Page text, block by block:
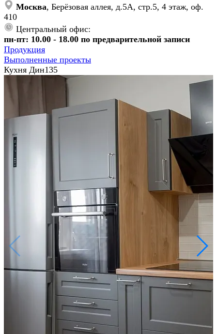
Москва, Берёзовая аллея, д.5А, стр.5, 4 этаж, оф.
410
Центральный офис:
пн-пт: 10.00 - 18.00 по предварительной записи
Продукция
Выполненные проекты
Кухня Дин135